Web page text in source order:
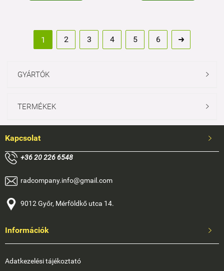
1 2 3 4 5 6 
GYÁRTÓK 
TERMÉKEK 
Kapcsolat 
+36 20 226 6548
radcompany.info@gmail.com
9012 Győr, Mérföldkő utca 14.
Információk 
Adatkezelési tájékoztató